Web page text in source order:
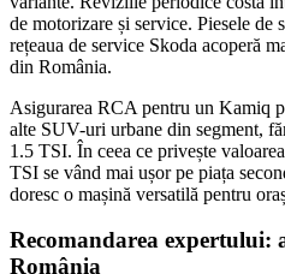
de motorizare și service. Piesele de
rețeaua de service Skoda acoperă
din România.
Asigurarea RCA pentru un Kamiq
alte SUV-uri urbane din segment,
1.5 TSI. În ceea ce privește
TSI se vând mai ușor pe piața
doresc o mașină versatilă pentru
Recomandarea expertului:
România